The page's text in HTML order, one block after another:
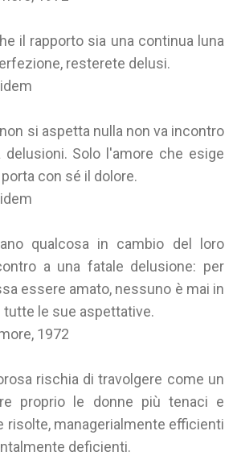
il rapporto sia una continua luna
resterete delusi.
si aspetta nulla non va incontro
Solo l'amore che esige
con sé il dolore.
qualcosa in cambio del loro
a una fatale delusione: per
essere amato, nessuno è mai in
tutte le sue aspettative.
1972
rischia di travolgere come un
proprio le donne più tenaci e
risolte, managerialmente efficienti
deficienti.